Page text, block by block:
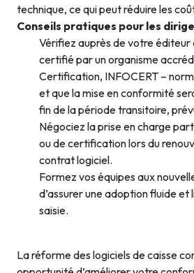
technique, ce qui peut réduire les
Conseils pratiques pour les
Vérifiez auprès de votre
certifié par un organisme
Certification, INFOCERT –
et que la mise en conformité
fin de la période transitoire,
Négociez la prise en charge
ou de certification lors du
contrat logiciel.
Formez vos équipes aux
d’assurer une adoption fluide
saisie.
La réforme des logiciels de caisse